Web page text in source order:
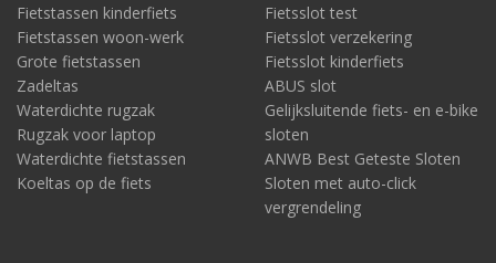
Fietstassen kinderfiets
Fietstassen woon-werk
Grote fietstassen
Zadeltas
Waterdichte rugzak
Rugzak voor laptop
Waterdichte fietstassen
Koeltas op de fiets
Fietsslot test
Fietsslot verzekering
Fietsslot kinderfiets
ABUS slot
Gelijksluitende fiets- en e-bike
sloten
ANWB Best Geteste Sloten
Sloten met auto-click
vergrendeling